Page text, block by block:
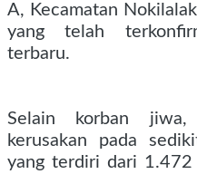
A, Kecamatan
yang telah
terbaru.
Selain korban jiwa,
kerusakan pada
yang terdiri dari 1.472